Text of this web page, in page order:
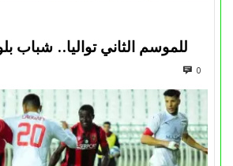
للموسم الثاني تواليا.. شباب
0